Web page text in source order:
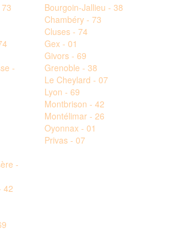
-
Bourgoin-Jallieu - 38
Chambéry - 73
Cluses - 74
Gex - 01
Givors - 69
Grenoble - 38
Le Cheylard - 07
Lyon - 69
Montbrison - 42
Montélimar - 26
Oyonnax - 01
Privas - 07
-
42